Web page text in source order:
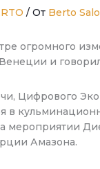
/ От Berto
огромного
и
Цифрового
в
мероприятии
Амазона.